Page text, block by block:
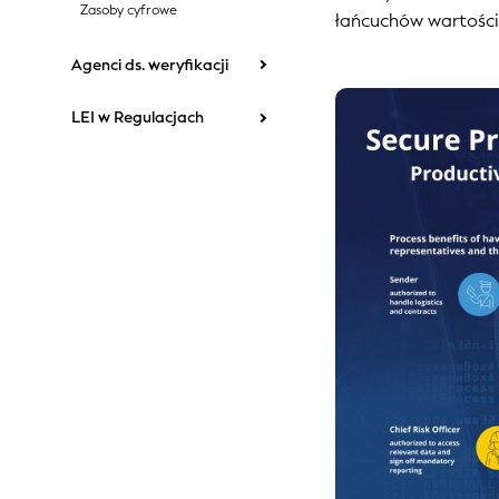
Zasoby cyfrowe
Agenci ds. weryfikacji
LEI w Regulacjach
łańcuchów